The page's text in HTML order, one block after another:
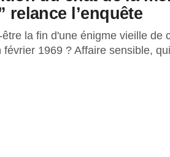
relance l’enquête
la fin d'une énigme vieille
février 1969 ? Affaire sensible,